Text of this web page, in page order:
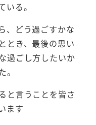
る。
、どう過ごすかな
とき、最後の思い
過ごし方したいか
と言うことを皆さ
ます